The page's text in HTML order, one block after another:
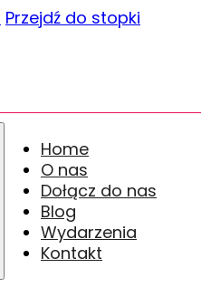
Przejdź do stopki
Home
O nas
Dołącz do nas
Blog
Wydarzenia
Kontakt